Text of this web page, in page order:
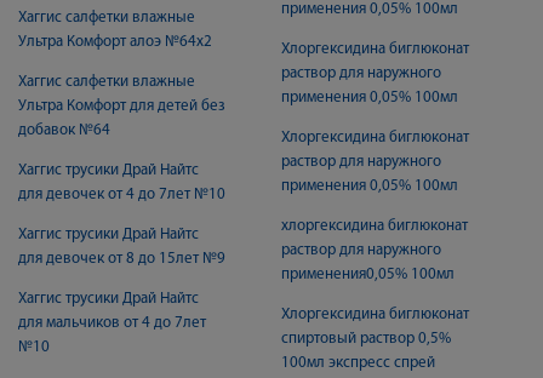
Хаггис салфетки влажные
Ультра Комфорт алоэ №64х2
Хаггис салфетки влажные
Ультра Комфорт для детей без
добавок №64
Хаггис трусики Драй Найтс
для девочек от 4 до 7лет №10
Хаггис трусики Драй Найтс
для девочек от 8 до 15лет №9
Хаггис трусики Драй Найтс
для мальчиков от 4 до 7лет
№10
применения 0,05% 100мл
Хлоргексидина биглюконат
раствор для наружного
применения 0,05% 100мл
Хлоргексидина биглюконат
раствор для наружного
применения 0,05% 100мл
хлоргексидина биглюконат
раствор для наружного
применения0,05% 100мл
Хлоргексидина биглюконат
спиртовый раствор 0,5%
100мл экспресс спрей